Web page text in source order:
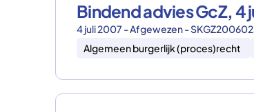
Bindend advies GcZ, 4
4 juli 2007 - Afgewezen -
Algemeen burgerlijk (proces)recht